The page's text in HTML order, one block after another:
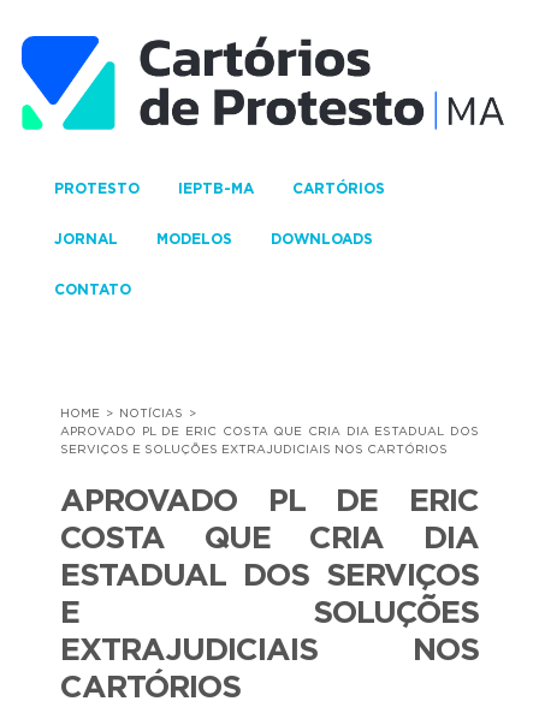
PROTESTO IEPTB-MA CARTÓRIOS
JORNAL MODELOS DOWNLOADS
CONTATO
HOME
NOTÍCIAS
APROVADO PL DE ERIC COSTA QUE CRIA DIA ESTADUAL DOS
SERVIÇOS E SOLUÇÕES EXTRAJUDICIAIS NOS CARTÓRIOS
APROVADO PL DE ERIC
COSTA QUE CRIA DIA
ESTADUAL DOS SERVIÇOS
E SOLUÇÕES
EXTRAJUDICIAIS NOS
CARTÓRIOS